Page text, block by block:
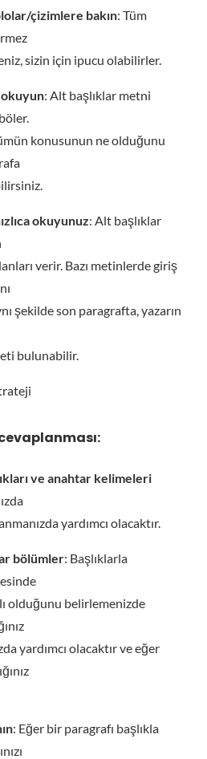
çizimlere bakın: Tüm
sizin için ipucu olabilirler.
okuyun: Alt başlıklar metni
konusunun ne olduğunu
okuyunuz: Alt başlıklar
verir. Bazı metinlerde giriş
şekilde son paragrafta, yazarın
bulunabilir.
ve anahtar kelimeleri
yardımcı olacaktır.
bölümler: Başlıklarla
olduğunu belirlemenizde
yardımcı olacaktır ve eğer
: Eğer bir paragrafı başlıkla